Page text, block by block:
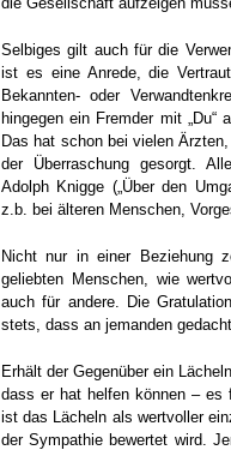
Selbiges gilt auch für die
ist es eine Anrede, die
Bekannten- oder
hingegen ein Fremder mit
Das hat schon bei vielen
der Überraschung gesorgt.
Adolph Knigge („Über den
z.b. bei älteren Menschen,
Nicht nur in einer Beziehung
geliebten Menschen, wie
auch für andere. Die
stets, dass an jemanden
Erhält der Gegenüber ein
dass er hat helfen können – es
ist das Lächeln als wertvoller
der Sympathie bewertet wird.